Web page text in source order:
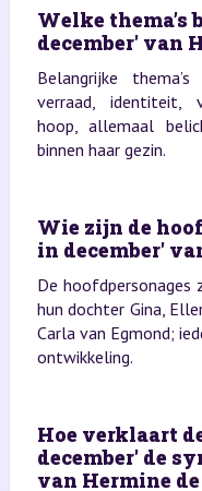
Welke thema’s
december' van
Belangrijke
verraad, identiteit,
hoop, allemaal
binnen haar gezin.
Wie zijn de
in december'
De
hun dochter Gina,
Carla van Egmond;
ontwikkeling.
Hoe verklaart
december' de
van Hermine de